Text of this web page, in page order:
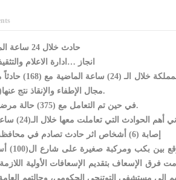
القاضي
168 حادث خلال 24 ساعة الماضية
انجاز …ادارة الاعلام
تعاملت المديرية العامة للدفاع المدني من خلال مراكزها
مجال الإطفاء والإنقاذ نتج عنها(89) إصابة.
في حين تم التعامل مع (375) حالة مرضية مختلفة.
إصابة (6) أشخاص اثر حادث تصادم في محافظة العاصمة
تعاملت فرق الإنقاذ و الإسعاف
حيث قامت فرق الإسعاف بتقديم الإسعافات الأولية